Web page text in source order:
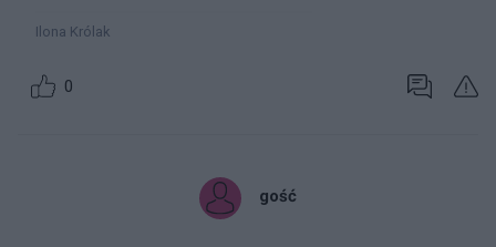
Ilona Królak
0
gość